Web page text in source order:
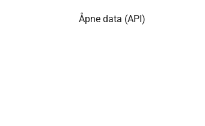
Åpne data (API)